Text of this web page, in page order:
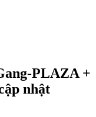
PLAZA +
nhật